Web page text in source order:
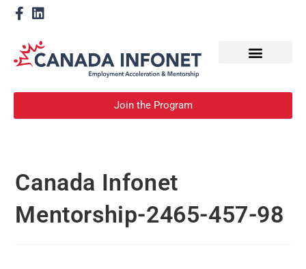
Join the Program
Canada Infonet
Mentorship-2465-457-98